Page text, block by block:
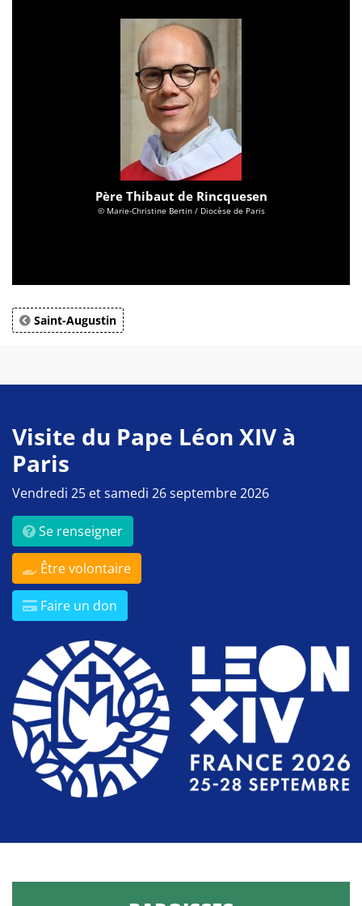
Père Thibaut de Rincquesen
© Marie-Christine Bertin / Diocèse de Paris
Saint-Augustin
Visite du Pape Léon XIV à
Paris
Vendredi 25 et samedi 26 septembre 2026
Se renseigner
Être volontaire
Faire un don